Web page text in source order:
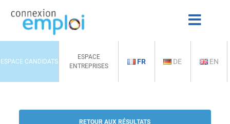
ESPACE CANDIDATS
ESPACE
ENTREPRISES
FR DE EN
RETOUR AUX RÉSULTATS